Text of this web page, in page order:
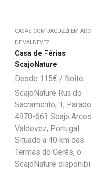
CASAS COM JACUZZI EM
DE VALDEVEZ
Casa de Férias
SoajoNature
115€
SoajoNature Rua do
Sacramento, 1,
4970-663 Soajo
Valdevez, Portugal
Situado a 40 km das
Termas do Gerês, o
SoajoNature